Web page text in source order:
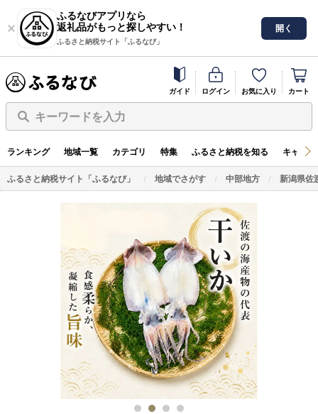
ふるなびアプリなら
返礼品がもっと探しやすい！
ふるさと納税サイト「ふるなび」
開く
ガイド ログイン お気に入り カート
キーワードを入力
ランキング 地域一覧 カテゴリ 特集 ふるさと納税を知る キャン
ふるさと納税サイト「ふるなび」 地域でさがす 中部地方 新潟県佐